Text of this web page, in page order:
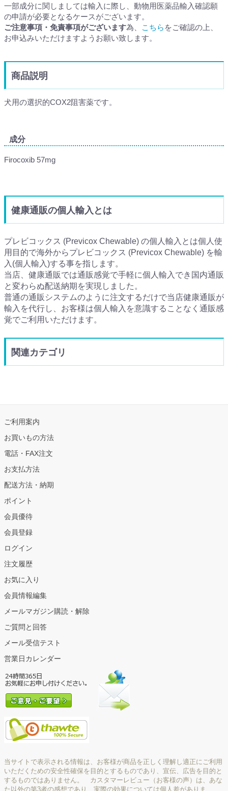
一部成分に関しましては輸入に際し、動物用医薬品輸入確認願
の申請が必要となるケースがございます。
ご注意事項・免責事項がございます為、 こちら をご確認の上、
お申込みいただけますようお願い致します。
商品説明
犬用の選択的COX2阻害薬です。
成分
Firocoxib 57mg
健康通販の個人輸入とは
プレビコックス (Previcox Chewable) の個人輸入とは個人使
用目的で海外からプレビコックス (Previcox Chewable) を輸
入(個人輸入)する事を指します。
当店、健康通販では通販感覚で手軽に個人輸入でき国内通販
と変わらぬ配送納期を実現しました。
普通の通販システムのように注文するだけで当店健康通販が
輸入を代行し、お客様は個人輸入を意識することなく通販感
覚でご利用いただけます。
関連カテゴリ
ご利用案内
お買いもの方法
電話・FAX注文
お支払方法
配送方法・納期
ポイント
会員優待
会員登録
ログイン
注文履歴
お気に入り
会員情報編集
メールマガジン購読・解除
ご質問と回答
メール受信テスト
営業日カレンダー
当サイトで表示される情報は、お客様が商品を正しく理解し適正にご利用
いただくための安全性確保を目的とするものであり、宣伝、広告を目的と
するものではありません。 カスタマーレビュー（お客様の声）は、あな
た以外の第3者の感想であり、実際の効果については個人差がありま